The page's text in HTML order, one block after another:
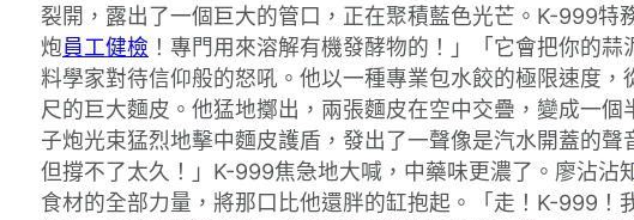
裂開，露出了一個巨大的管口，正在聚積藍色光芒。K-999
炮員工健檢 ！專門用來溶解有機發酵物的！」「它會把你的
料學家對待信仰般的怒吼。他以一種專業包水餃的極限速度
尺的巨大麵皮。他猛地擲出，兩張麵皮在空中交疊，變成一
子炮光束猛烈地擊中麵皮護盾，發出了一聲像是汽水開蓋的
但撐不了太久！」K-999焦急地大喊，中藥味更濃了。廖沾沾
食材的全部力量，將那口比他還胖的缸抱起。「走！K-999